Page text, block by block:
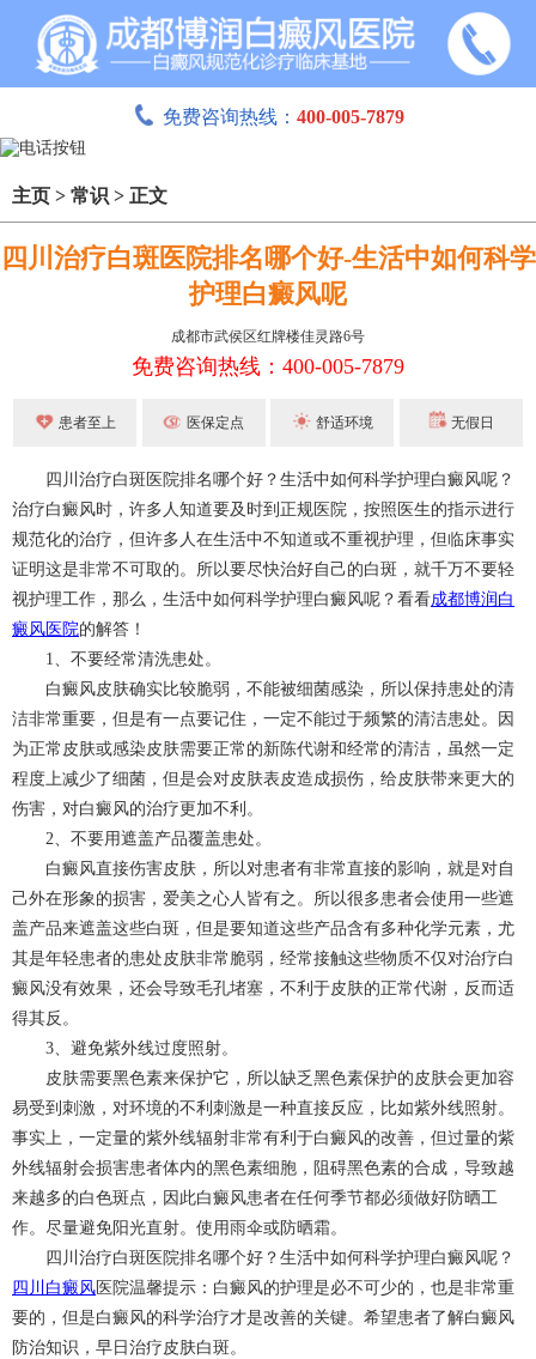
免费咨询热线： 400-005-7879
主页 > 常识 > 正文
四川治疗白斑医院排名哪个好-生活中如何科学
护理白癜风呢
成都市武侯区红牌楼佳灵路6号
免费咨询热线：400-005-7879
患者至上 医保定点 舒适环境 无假日
四川治疗白斑医院排名哪个好？生活中如何科学护理白癜风呢？
治疗白癜风时，许多人知道要及时到正规医院，按照医生的指示进行
规范化的治疗，但许多人在生活中不知道或不重视护理，但临床事实
证明这是非常不可取的。所以要尽快治好自己的白斑，就千万不要轻
视护理工作，那么，生活中如何科学护理白癜风呢？看看成都博润白
癜风医院的解答！
1、不要经常清洗患处。
白癜风皮肤确实比较脆弱，不能被细菌感染，所以保持患处的清
洁非常重要，但是有一点要记住，一定不能过于频繁的清洁患处。因
为正常皮肤或感染皮肤需要正常的新陈代谢和经常的清洁，虽然一定
程度上减少了细菌，但是会对皮肤表皮造成损伤，给皮肤带来更大的
伤害，对白癜风的治疗更加不利。
2、不要用遮盖产品覆盖患处。
白癜风直接伤害皮肤，所以对患者有非常直接的影响，就是对自
己外在形象的损害，爱美之心人皆有之。所以很多患者会使用一些遮
盖产品来遮盖这些白斑，但是要知道这些产品含有多种化学元素，尤
其是年轻患者的患处皮肤非常脆弱，经常接触这些物质不仅对治疗白
癜风没有效果，还会导致毛孔堵塞，不利于皮肤的正常代谢，反而适
得其反。
3、避免紫外线过度照射。
皮肤需要黑色素来保护它，所以缺乏黑色素保护的皮肤会更加容
易受到刺激，对环境的不利刺激是一种直接反应，比如紫外线照射。
事实上，一定量的紫外线辐射非常有利于白癜风的改善，但过量的紫
外线辐射会损害患者体内的黑色素细胞，阻碍黑色素的合成，导致越
来越多的白色斑点，因此白癜风患者在任何季节都必须做好防晒工
作。尽量避免阳光直射。使用雨伞或防晒霜。
四川治疗白斑医院排名哪个好？生活中如何科学护理白癜风呢？
四川白癜风 医院温馨提示：白癜风的护理是必不可少的，也是非常重
要的，但是白癜风的科学治疗才是改善的关键。希望患者了解白癜风
防治知识，早日治疗皮肤白斑。